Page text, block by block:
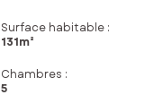
Surface habitable :
131m²
Chambres :
5